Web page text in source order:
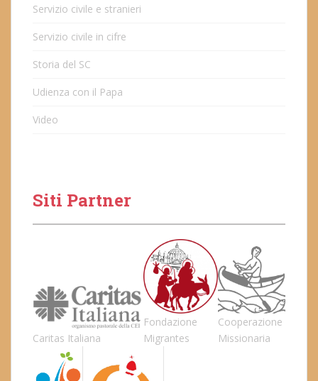
Servizio civile e stranieri
Servizio civile in cifre
Storia del SC
Udienza con il Papa
Video
Siti Partner
Caritas Italiana
Fondazione
Migrantes
Cooperazione
Missionaria